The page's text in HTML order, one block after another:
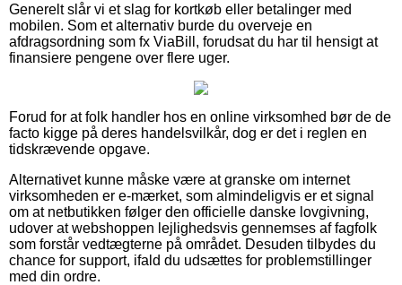
Generelt slår vi et slag for kortkøb eller betalinger med
mobilen. Som et alternativ burde du overveje en
afdragsordning som fx ViaBill, forudsat du har til hensigt at
finansiere pengene over flere uger.
Forud for at folk handler hos en online virksomhed bør de de
facto kigge på deres handelsvilkår, dog er det i reglen en
tidskrævende opgave.
Alternativet kunne måske være at granske om internet
virksomheden er e-mærket, som almindeligvis er et signal
om at netbutikken følger den officielle danske lovgivning,
udover at webshoppen lejlighedsvis gennemses af fagfolk
som forstår vedtægterne på området. Desuden tilbydes du
chance for support, ifald du udsættes for problemstillinger
med din ordre.